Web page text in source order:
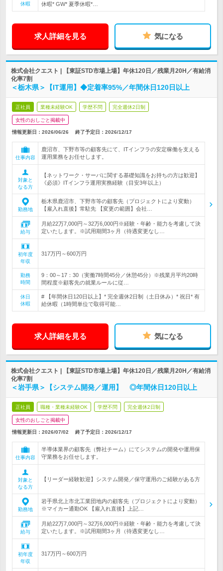
休暇
休暇* GW* 夏季休暇*…
求人詳細を見る 気になる
株式会社クエスト | 【東証STD市場上場】年休120日／残業月20H／有給消
化率7割
＜栃木県＞【IT運用】◆定着率95%／年間休日120日以上
正社員 業種未経験OK 学歴不問 完全週休2日制
女性のおしごと掲載中
情報更新日：2026/06/26 終了予定日： 2026/12/17
仕事内容
鹿沼市、下野市等の顧客先にて、ITインフラの安定稼働を支える
運用業務をお任せします。
対象と
なる方
【ネットワーク・サーバに関する基礎知識をお持ちの方は歓迎】
《必須》ITインフラ運用実務経験（目安3年以上）
勤務地
栃木県鹿沼市、下野市等の顧客先（プロジェクトにより変動）
【雇入れ直後】常駐先 【変更の範囲】会社…
給与
月給22万7,000円～32万6,000円※経験・年齢・能力を考慮して決
定いたします。※試用期間3ヶ月（待遇変更なし…
初年度
年収
317万円～600万円
勤務
時間
9：00～17：30（実働7時間45分／休憩45分）※残業月平均20時
間程度※顧客先の就業ルールに従…
休日
休暇
# 【年間休日120日以上】* 完全週休2日制（土日休み）* 祝日* 有
給休暇（1時間単位で取得可能…
求人詳細を見る 気になる
株式会社クエスト | 【東証STD市場上場】年休120日／残業月20H／有給消
化率7割
＜岩手県＞【システム開発／運用】 ◎年間休日120日以上
正社員 職種・業種未経験OK 学歴不問 完全週休2日制
女性のおしごと掲載中
情報更新日：2026/07/02 終了予定日： 2026/12/17
仕事内容
半導体業界の顧客先（弊社チーム）にてシステムの開発や運用保
守業務をお任せします。
対象と
なる方
【リーダー経験歓迎】システム開発／保守運用のご経験がある方
勤務地
岩手県北上市北工業団地内の顧客先（プロジェクトにより変動）
※マイカー通勤OK 【雇入れ直後】上記…
給与
月給22万7,000円～32万6,000円※経験・年齢・能力を考慮して決
定いたします。※試用期間3ヶ月（待遇変更なし…
初年度
年収
317万円～600万円